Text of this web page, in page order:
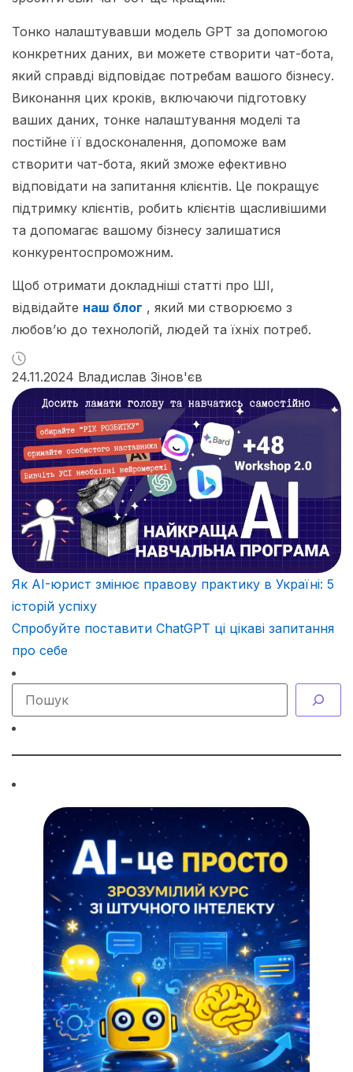
Тонко налаштувавши модель GPT за допомогою
конкретних даних, ви можете створити чат-бота,
який справді відповідає потребам вашого бізнесу.
Виконання цих кроків, включаючи підготовку
ваших даних, тонке налаштування моделі та
постійне її вдосконалення, допоможе вам
створити чат-бота, який зможе ефективно
відповідати на запитання клієнтів. Це покращує
підтримку клієнтів, робить клієнтів щасливішими
та допомагає вашому бізнесу залишатися
конкурентоспроможним.
Щоб отримати докладніші статті про ШІ,
відвідайте наш блог , який ми створюємо з
любов’ю до технологій, людей та їхніх потреб.
24.11.2024 Владислав Зінов'єв
Як AI-юрист змінює правову практику в Україні: 5
історій успіху
Спробуйте поставити ChatGPT ці цікаві запитання
про себе